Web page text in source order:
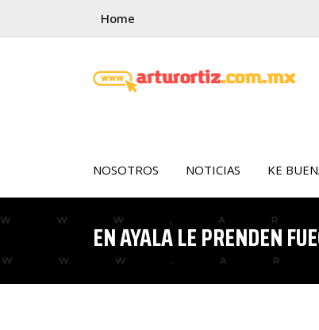
Home
NOSOTROS NOTICIAS KE
EN AYALA LE PRENDEN